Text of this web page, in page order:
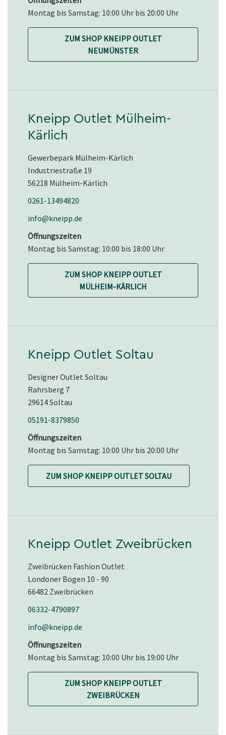
Montag bis Samstag: 10:00 Uhr bis 20:00 Uhr
ZUM SHOP KNEIPP OUTLET
NEUMÜNSTER
Kneipp Outlet Mülheim-
Kärlich
Gewerbepark Mülheim-Kärlich
Industriestraße 19
56218 Mülheim-Kärlich
0261-13494820
info@kneipp.de
Öffnungszeiten
Montag bis Samstag: 10:00 bis 18:00 Uhr
ZUM SHOP KNEIPP OUTLET
MÜLHEIM-KÄRLICH
Kneipp Outlet Soltau
Designer Outlet Soltau
Rahrsberg 7
29614 Soltau
05191-8379850
Öffnungszeiten
Montag bis Samstag: 10:00 Uhr bis 20:00 Uhr
ZUM SHOP KNEIPP OUTLET SOLTAU
Kneipp Outlet Zweibrücken
Zweibrücken Fashion Outlet
Londoner Bogen 10 - 90
66482 Zweibrücken
06332-4790897
info@kneipp.de
Öffnungszeiten
Montag bis Samstag: 10:00 Uhr bis 19:00 Uhr
ZUM SHOP KNEIPP OUTLET
ZWEIBRÜCKEN